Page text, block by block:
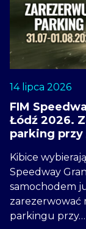
14 lipca 2026
FIM
Łódź 2026.
parking przy
Kibice
Speedway
samochodem
zarezerwować
parkingu przy…